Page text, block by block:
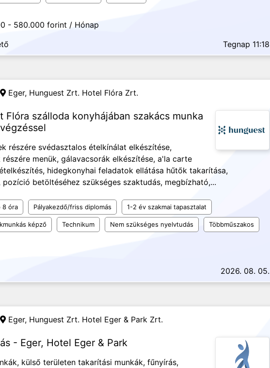
- 580.000 forint / Hónap
Tegnap 11:18
Eger, Hunguest Zrt. Hotel Flóra Zrt.
Flóra szálloda konyhájában szakács munka
részére svédasztalos ételkínálat elkészítése,
részére menük, gálavacsorák elkészítése, a'la carte
hidegkonyhai feladatok ellátása hűtők takarítása,
betöltéséhez szükséges szaktudás, megbízható,...
8 óra Pályakezdő/friss diplomás 1-2 év szakmai tapasztalat
képző Technikum Nem szükséges nyelvtudás Többműszakos
2026. 08. 05.
Eger, Hunguest Zrt. Hotel Eger & Park Zrt.
- Eger, Hotel Eger & Park
külső területen takarítási munkák, fűnyírás,